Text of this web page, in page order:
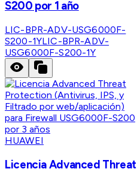
S200 por 1 año
LIC-BPR-ADV-USG6000F-
S200-1YLIC-BPR-ADV-
USG6000F-S200-1Y
HUAWEI
Licencia Advanced Threat